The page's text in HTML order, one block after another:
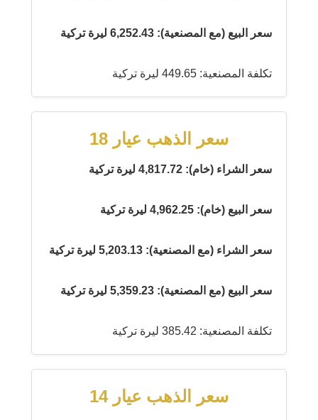
سعر البيع (مع المصنعية): 6,252.43 ليرة تركية
تكلفة المصنعية: 449.65 ليرة تركية
سعر الذهب عيار 18
سعر الشراء (خام): 4,817.72 ليرة تركية
سعر البيع (خام): 4,962.25 ليرة تركية
سعر الشراء (مع المصنعية): 5,203.13 ليرة تركية
سعر البيع (مع المصنعية): 5,359.23 ليرة تركية
تكلفة المصنعية: 385.42 ليرة تركية
سعر الذهب عيار 14